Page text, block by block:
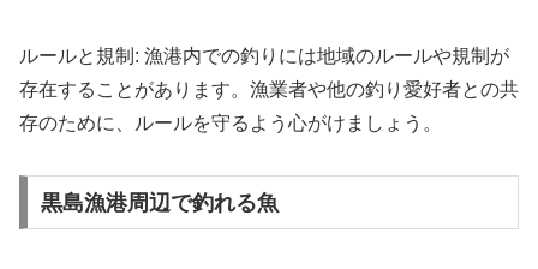
ルールと規制: 漁港内での釣りには地域のルールや規制が
存在することがあります。漁業者や他の釣り愛好者との共
存のために、ルールを守るよう心がけましょう。
黒島漁港周辺で釣れる魚